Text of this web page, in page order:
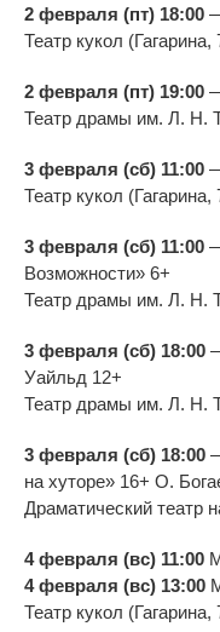
2 февраля (пт) 18:00
Театр кукол (Гагарина,
2 февраля (пт) 19:00
Театр драмы им. Л. Н.
3 февраля (сб) 11:00
Театр кукол (Гагарина,
3 февраля (сб) 11:00
Возможности» 6+
Театр драмы им. Л. Н.
3 февраля (сб) 18:00
Уайльд 12+
Театр драмы им. Л. Н.
3 февраля (сб) 18:00
на хуторе» 16+ О.
Драматический театр
4 февраля (вс) 11:00
4 февраля (вс) 13:00
Театр кукол (Гагарина,